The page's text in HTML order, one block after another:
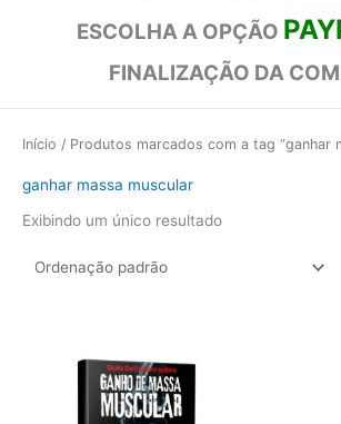
ESCOLHA A OPÇÃO
FINALIZAÇÃO DA
Início / Produtos marcados com a tag “ganhar
ganhar massa muscular
Exibindo um único resultado